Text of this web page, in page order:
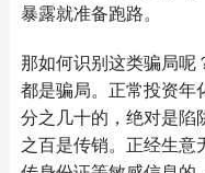
暴露就准备跑路。
那如何识别这类骗局呢
都是骗局。正常投资年
分之几十的，绝对是陷
之百是传销。正经生意